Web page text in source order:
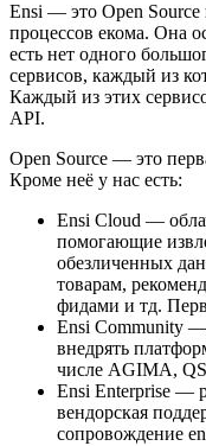
Ensi — это Open Source
процессов екома. Она
есть нет одного
сервисов, каждый из
Каждый из этих
API.
Open Source — это
Кроме неё у нас есть:
Ensi Cloud —
помогающие
обезличенных
товарам,
фидами и тд.
Ensi Community —
внедрять
числе AGIMA,
Ensi Enterprise —
вендорская
сопровождение